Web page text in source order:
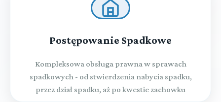
TYTUŁ III. Skład sądu polubownego
TYTUŁ IV. Właściwość sądu polubownego
Postępowanie Spadkowe
Kompleksowa obsługa prawna w sprawach
spadkowych - od stwierdzenia nabycia spadku,
przez dział spadku, aż po kwestie zachowku